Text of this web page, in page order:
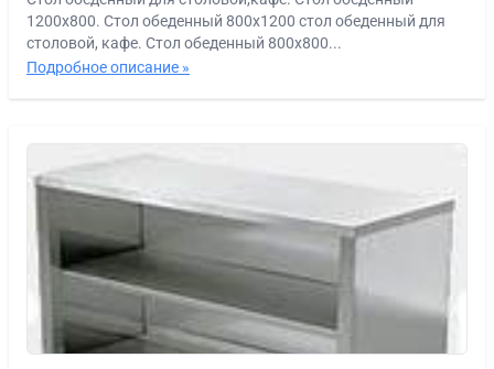
1200х800. Стол обеденный 800х1200 стол обеденный для
столовой, кафе. Стол обеденный 800х800...
Подробное описание »